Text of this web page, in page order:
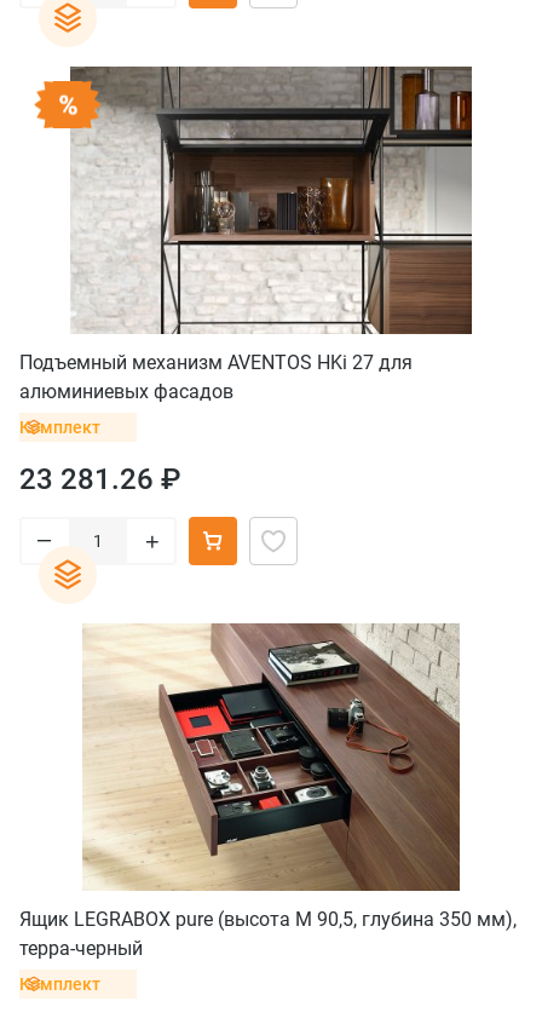
Подъемный механизм AVENTOS HKi 27 для
алюминиевых фасадов
Комплект
23 281.26 ₽
– +
Ящик LEGRABOX pure (высота M 90,5, глубина 350 мм),
терра-черный
Комплект